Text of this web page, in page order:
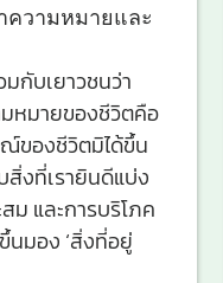
ความหมายและ
กับเยาวชนว่า
มหมายของชีวิตคือ
ณ์ของชีวิตมิได้ขึ้น
งที่เรายินดีแบ่ง
ม และการบริโภค
นมอง ‘สิ่งที่อยู่